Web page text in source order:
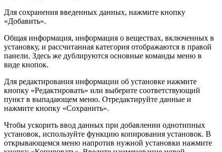
Для сохранения введенных данных, нажмите кнопку
«Добавить».
Общая информация, информация о веществах, включенных в
установку, и рассчитанная категория отображаются в правой
панели. Здесь же дублируются основные команды меню в
виде кнопок.
Для редактирования информации об установке нажмите
кнопку «Редактировать» или выберите соответствующий
пункт в выпадающем меню. Отредактируйте данные и
нажмите кнопку «Сохранить».
Чтобы ускорить ввод данных при добавлении однотипных
установок, используйте функцию копирования установок. В
открывающемся меню напротив нужной установки нажмите